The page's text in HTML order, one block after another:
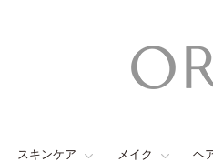
スキンケア メイク ヘ